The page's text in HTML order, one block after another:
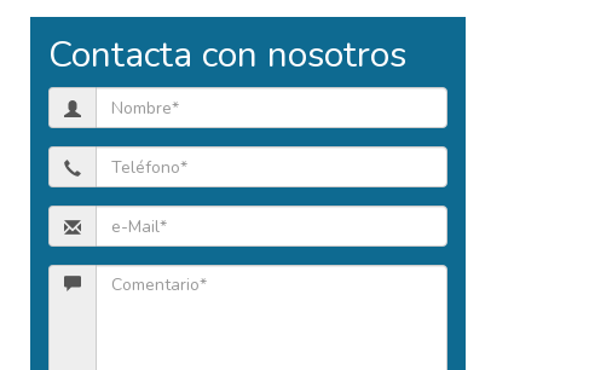
Contacta con nosotros